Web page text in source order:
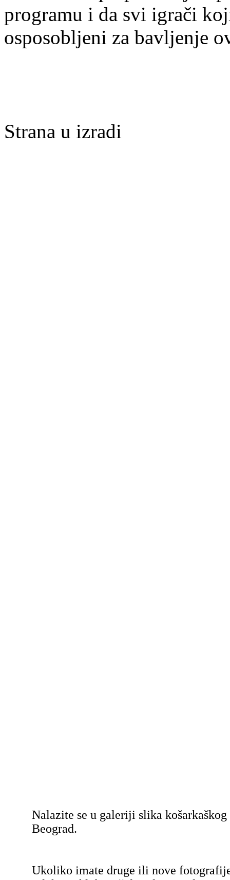
programu i da svi igrači
osposobljeni za bavljenje
Strana u izradi
Nalazite se u galeriji slika
Beograd.
Ukoliko imate druge ili nove